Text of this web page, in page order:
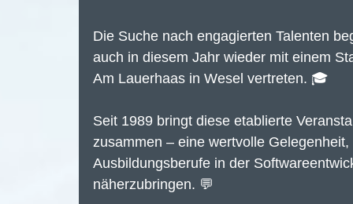
Die Suche nach engagierten Talenten
auch in diesem Jahr wieder mit einem
Am Lauerhaas in Wesel vertreten. 🎓
Seit 1989 bringt diese etablierte
zusammen – eine wertvolle
Ausbildungsberufe in der
näherzubringen. 💬